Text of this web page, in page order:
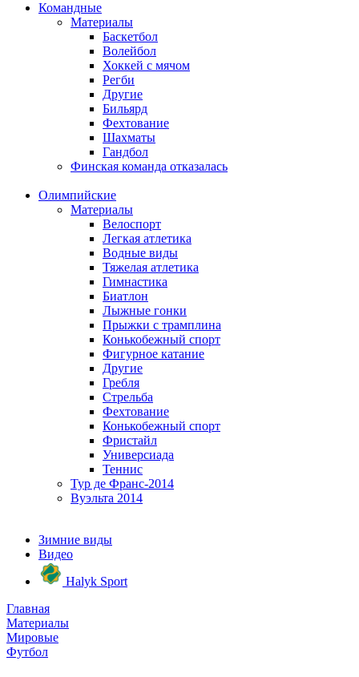
Командные
Материалы
Баскетбол
Волейбол
Хоккей с мячом
Регби
Другие
Бильярд
Фехтование
Шахматы
Гандбол
Финская команда отказалась
Олимпийские
Материалы
Велоспорт
Легкая атлетика
Водные виды
Тяжелая атлетика
Гимнастика
Биатлон
Лыжные гонки
Прыжки с трамплина
Конькобежный спорт
Фигурное катание
Другие
Гребля
Стрельба
Фехтование
Конькобежный спорт
Фристайл
Универсиада
Теннис
Тур де Франс-2014
Вуэльта 2014
Зимние виды
Видео
Halyk Sport
Главная
Материалы
Мировые
Футбол